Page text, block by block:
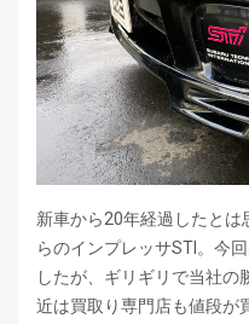
新車から20年経過したとは
らのインプレッサSTI。今
したが、ギリギリで当社の
近は買取り専門店も値段が